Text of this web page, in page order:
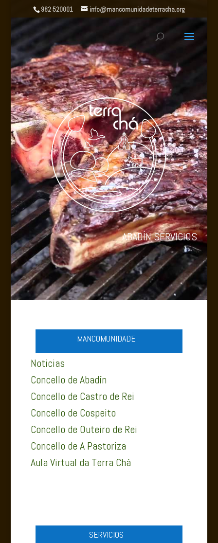
982 520001 info@mancomunidadeterracha.org
ABADÍN SERVICIOS
MANCOMUNIDADE
Noticias
Concello de Abadín
Concello de Castro de Rei
Concello de Cospeito
Concello de Outeiro de Rei
Concello de A Pastoriza
Aula Virtual da Terra Chá
SERVICIOS